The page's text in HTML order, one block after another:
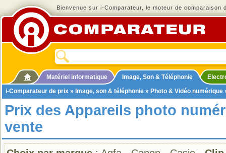
Bienvenue sur i-Comparateur, le moteur de comparaison
Matériel informatique Image, Son & Téléphonie
i-Comparateur de prix » Image, son & téléphonie » Photo & Vidéo numérique
Prix des Appareils photo
vente